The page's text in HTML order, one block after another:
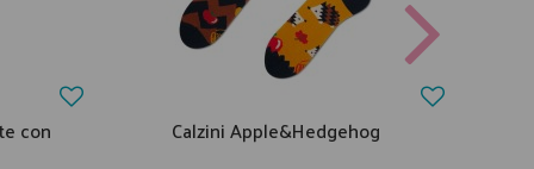
con Calzini Apple&Hedgehog